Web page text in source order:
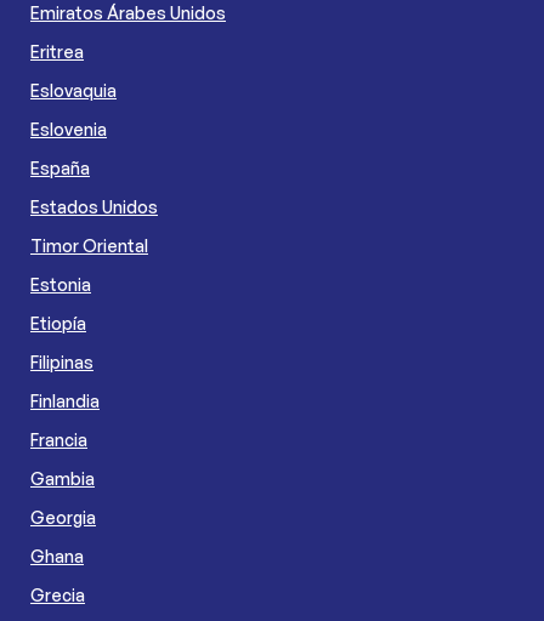
Emiratos Árabes Unidos
Eritrea
Eslovaquia
Eslovenia
España
Estados Unidos
Timor Oriental
Estonia
Etiopía
Filipinas
Finlandia
Francia
Gambia
Georgia
Ghana
Grecia